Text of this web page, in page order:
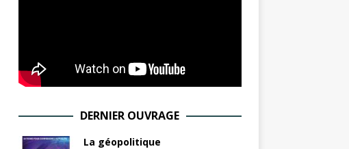
DERNIER OUVRAGE
La géopolitique